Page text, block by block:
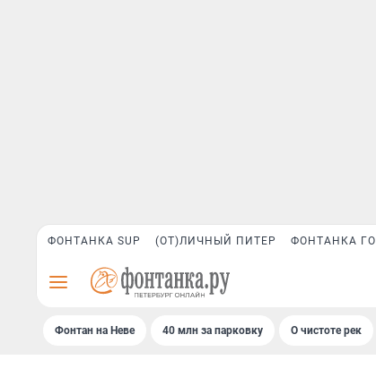
ФОНТАНКА SUP (ОТ)ЛИЧНЫЙ ПИТЕР ФОНТАНКА ГО
Фонтан на Неве 40 млн за парковку О чистоте рек